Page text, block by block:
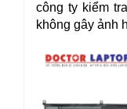
công ty kiểm
không gây ảnh